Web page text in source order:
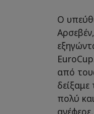
Ο
από
πολύ